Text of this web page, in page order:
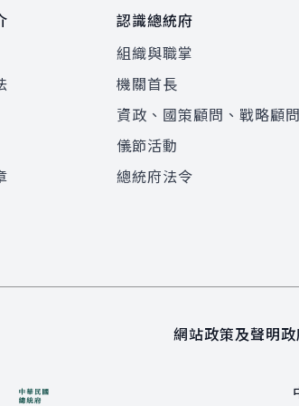
認識總統府
組織與職掌
機關首長
資政、國策顧問、戰略顧問
儀節活動
總統府法令
網站政策及聲明